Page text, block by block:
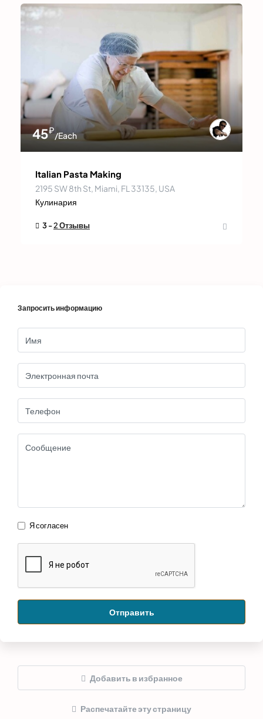
45₽/Each
Italian Pasta Making
2195 SW 8th St, Miami, FL 33135, USA
Кулинария
3 -2 Отзывы
Запросить информацию
Я согласен
Отправить
Добавить в избранное
Распечатайте эту страницу